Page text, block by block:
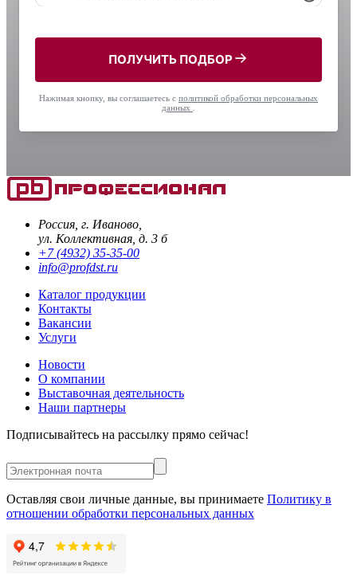
ПОЛУЧИТЬ ПОДБОР
Нажимая кнопку, вы соглашаетесь с политикой обработки персональных
данных
Россия, г. Иваново,
ул. Коллективная, д. 3 б
+7 (4932) 35-35-00
info@profdst.ru
Каталог продукции
Контакты
Вакансии
Услуги
Новости
О компании
Выставочная деятельность
Наши партнеры
Подписывайтесь на рассылку прямо сейчас!
Оставляя свои личные данные, вы принимаете Политику в
отношении обработки персональных данных